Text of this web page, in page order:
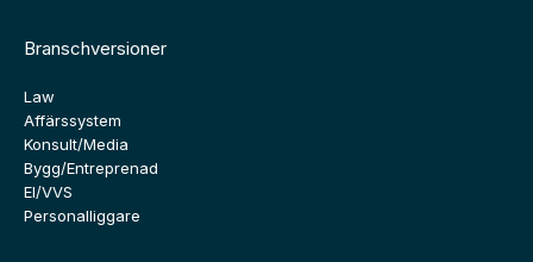
Branschversioner
Law
Affärssystem
Konsult/Media
Bygg/Entreprenad
El/VVS
Personalliggare